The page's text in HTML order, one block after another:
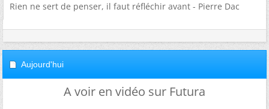
Rien ne sert de penser, il faut réfléchir avant - Pierre Dac
Aujourd'hui
A voir en vidéo sur Futura